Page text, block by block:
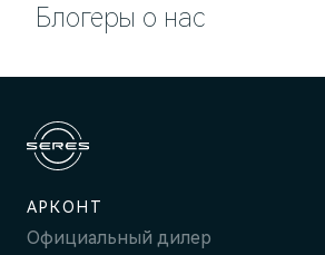
Блогеры о нас
АРКОНТ
Официальный дилер